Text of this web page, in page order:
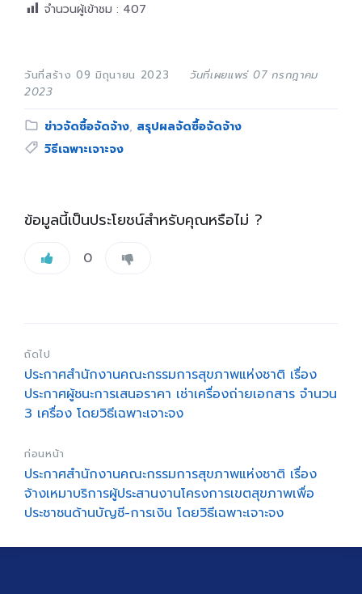
จำนวนผู้เข้าชม : 407
วันที่สร้าง 09 มิถุนายน 2023
วันที่เผยแพร่ 07 กรกฎาคม
2023
Category:
ข่าวจัดซื้อจัดจ้าง, สรุปผลจัดซื้อจัดจ้าง
Tags:
วิธีเฉพาะเจาะจง
ข้อมูลนี้เป็นประโยชน์สำหรับคุณหรือไม่ ?
0
ถัดไป
ประกาศสำนักงานคณะกรรมการสุขภาพแห่งชาติ เรื่อง
ประกาศผู้ชนะการเสนอราคา เช่าเครื่องถ่ายเอกสาร จำนวน
3 เครื่อง โดยวิธีเฉพาะเจาะจง
ก่อนหน้า
ประกาศสำนักงานคณะกรรมการสุขภาพแห่งชาติ เรื่อง
จ้างเหมาบริการผู้ประสานงานโครงการเขตสุขภาพเพื่อ
ประชาชนด้านบัญชี-การเงิน โดยวิธีเฉพาะเจาะจง